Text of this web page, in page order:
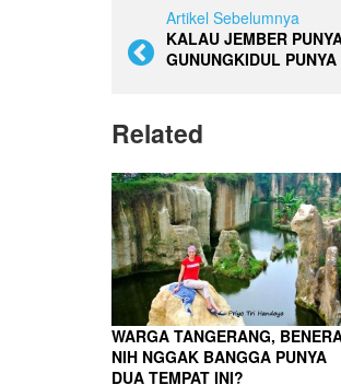
Artikel Sebelumnya
KALAU JEMBER
GUNUNGKIDUL
Related
WARGA TANGERANG,
NIH NGGAK BANGGA PUNYA
DUA TEMPAT INI?